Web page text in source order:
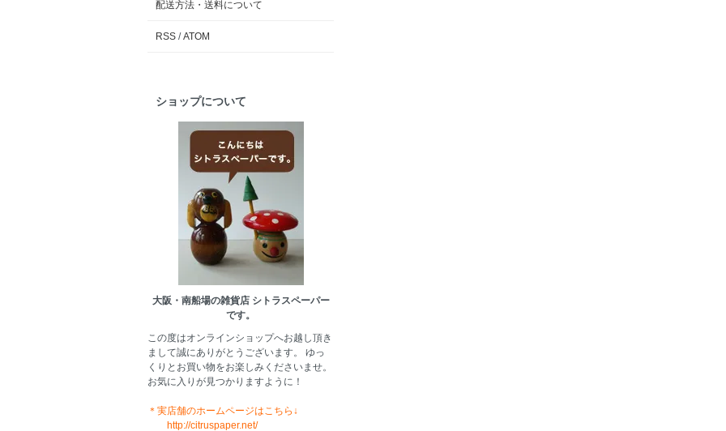
配送方法・送料について
RSS /ATOM
ショップについて
大阪・南船場の雑貨店 シトラスペーパー
です。
この度はオンラインショップへお越し頂き
まして誠にありがとうございます。 ゆっ
くりとお買い物をお楽しみくださいませ。
お気に入りが見つかりますように！
＊実店舗のホームページはこちら↓
http://citruspaper.net/